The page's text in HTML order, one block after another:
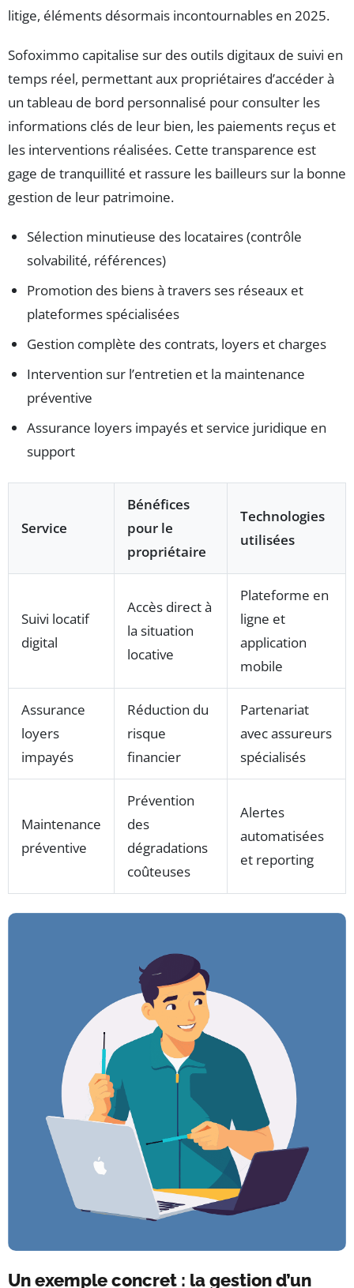
litige, éléments désormais incontournables en 2025.
Sofoximmo capitalise sur des outils digitaux de suivi en
temps réel, permettant aux propriétaires d’accéder à
un tableau de bord personnalisé pour consulter les
informations clés de leur bien, les paiements reçus et
les interventions réalisées. Cette transparence est
gage de tranquillité et rassure les bailleurs sur la bonne
gestion de leur patrimoine.
Sélection minutieuse des locataires (contrôle
solvabilité, références)
Promotion des biens à travers ses réseaux et
plateformes spécialisées
Gestion complète des contrats, loyers et charges
Intervention sur l’entretien et la maintenance
préventive
Assurance loyers impayés et service juridique en
support
Service
Bénéfices
pour le
propriétaire
Technologies
utilisées
Suivi locatif
digital
Accès direct à
la situation
locative
Plateforme en
ligne et
application
mobile
Assurance
loyers
impayés
Réduction du
risque
financier
Partenariat
avec assureurs
spécialisés
Maintenance
préventive
Prévention
des
dégradations
coûteuses
Alertes
automatisées
et reporting
Un exemple concret : la gestion d’un